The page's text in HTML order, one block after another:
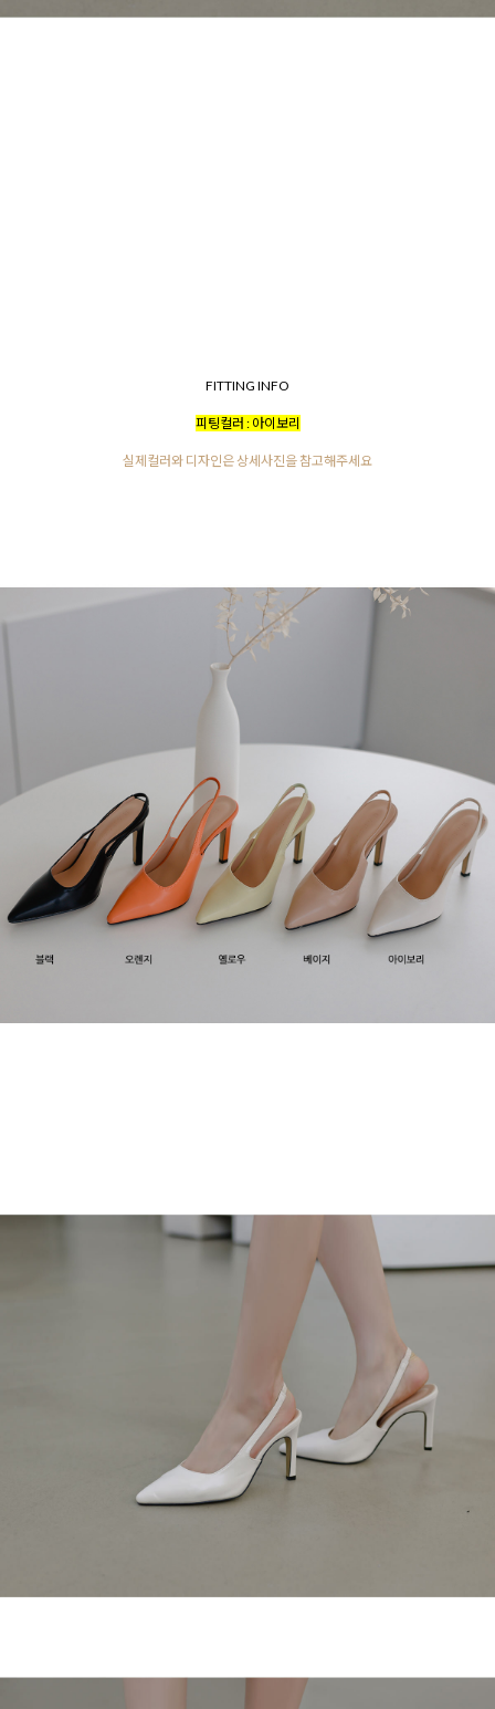
FITTING INFO
피팅컬러 : 아이보리
실제컬러와 디자인은 상세사진을 참고해주세요